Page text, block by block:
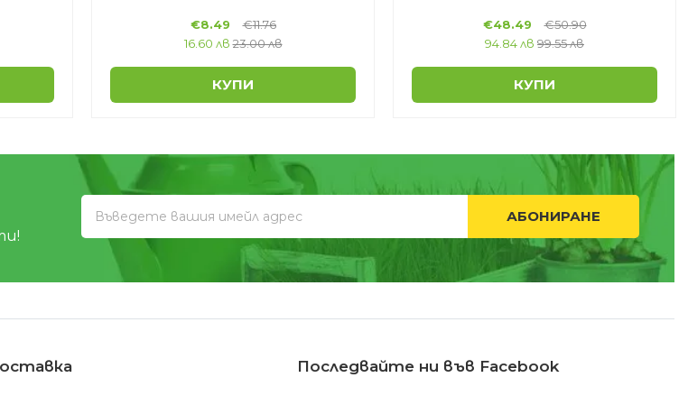
€8.49 €11.76
16.60 лв 23.00 лв
КУПИ
€48.49 €50.90
94.84 лв 99.55 лв
КУПИ
АБОНИРАНЕ
Последвайте ни във Facebook